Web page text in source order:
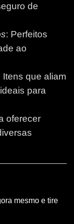
de
: Perfeitos
ao
Itens que aliam
para
oferecer
mesmo e tire